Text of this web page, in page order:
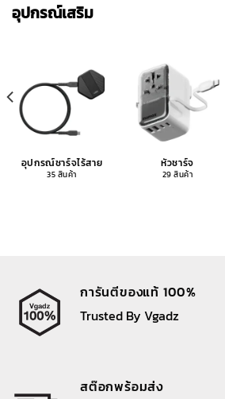
อุปกรณ์เสริม
อุปกรณ์ชาร์จไร้สาย
35 สินค้า
หัวชาร์จ
29 สินค้า
การันตีของแท้ 100%
Trusted By Vgadz
สต๊อกพร้อมส่ง